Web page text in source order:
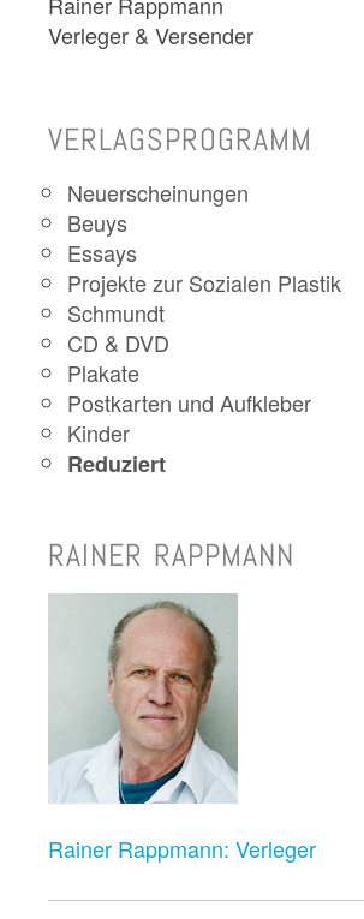
Verleger & Versender
VERLAGSPROGRAMM
Neuerscheinungen
Beuys
Essays
Projekte zur Sozialen Plastik
Schmundt
CD & DVD
Plakate
Postkarten und Aufkleber
Kinder
Reduziert
RAINER RAPPMANN
Rainer Rappmann: Verleger